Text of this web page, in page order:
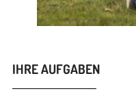
IHRE AUFGABEN